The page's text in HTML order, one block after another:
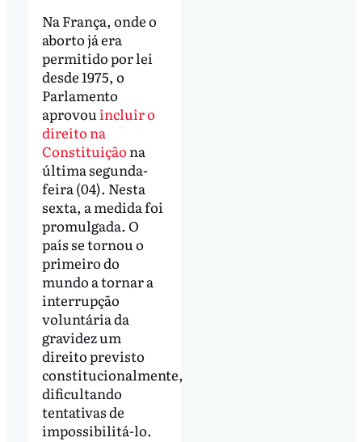
Na França, onde o
aborto já era
permitido por lei
desde 1975, o
Parlamento
aprovouincluir o
direito na
Constituição na
última segunda-
feira (04). Nesta
sexta, a medida foi
promulgada. O
país se tornou o
primeiro do
mundo a tornar a
interrupção
voluntária da
gravidez um
direito previsto
constitucionalmente,
dificultando
tentativas de
impossibilitá-lo.